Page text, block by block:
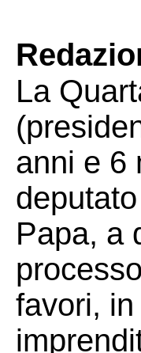
La
anni e 6
Papa, a
favori,